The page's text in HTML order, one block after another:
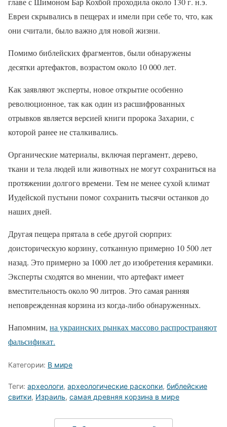
Евреи скрывались в пещерах и имели при себе то, что, как
они считали, было важно для новой жизни.
Помимо библейских фрагментов, были обнаружены
десятки артефактов, возрастом около 10 000 лет.
Как заявляют эксперты, новое открытие особенно
революционное, так как один из расшифрованных
отрывков является версией книги пророка Захарии, с
которой ранее не сталкивались.
Органические материалы, включая пергамент, дерево,
ткани и тела людей или животных не могут сохраниться на
протяжении долгого времени. Тем не менее сухой климат
Иудейской пустыни помог сохранить тысячи останков до
наших дней.
Другая пещера прятала в себе другой сюрприз:
доисторическую корзину, сотканную примерно 10 500 лет
назад. Это примерно за 1000 лет до изобретения керамики.
Эксперты сходятся во мнении, что артефакт имеет
вместительность около 90 литров. Это самая ранняя
неповрежденная корзина из когда-либо обнаруженных.
Напомним, на украинских рынках массово распространяют
фальсификат.
Категории: В мире
Теги: археологи, археологические раскопки, библейские
свитки, Израиль, самая древняя корзина в мире